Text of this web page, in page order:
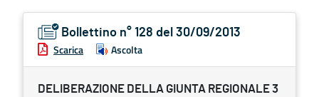
Bollettino n° 128 del 30/09/2013
Scarica Ascolta
DELIBERAZIONE DELLA GIUNTA REGIONALE 3